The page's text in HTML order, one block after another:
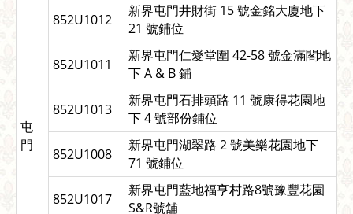
屯
門
852U1012
新界屯門井財街 15 號金銘大廈地下
21 號鋪位
852U1011
新界屯門仁愛堂圍 42-58 號金滿閣地
下 A & B 鋪
852U1013
新界屯門石排頭路 11 號康得花園地
下 4 號部份鋪位
852U1008
新界屯門湖翠路 2 號美樂花園地下
71 號鋪位
852U1017
新界屯門藍地福亨村路8號豫豐花園
S&R號舖